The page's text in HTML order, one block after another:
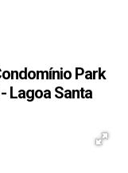
Park
Lagoa Santa